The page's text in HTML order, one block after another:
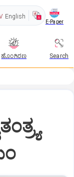
English
E-Paper
ಹೊಂಗಿರಣ Search